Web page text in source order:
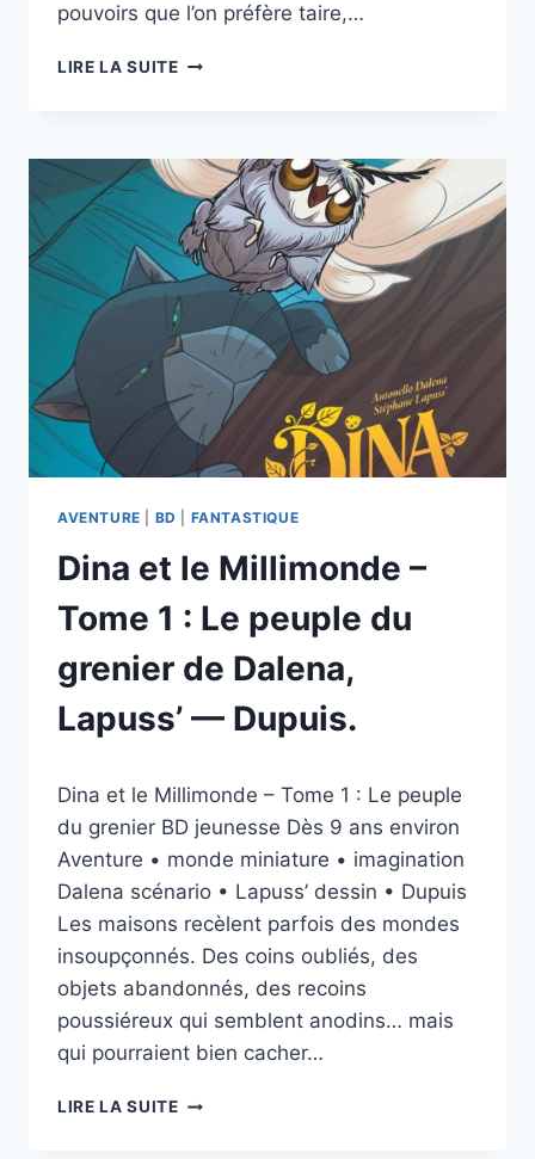
pouvoirs que l’on préfère taire,…
LIRE LA SUITEJULIA
DAVID
BORIAU,
YUNA
PARK
—
DUPUIS.
AVENTURE BD FANTASTIQUE
Dina et le Millimonde –
Tome 1 : Le peuple du
grenier de Dalena,
Lapuss’ — Dupuis.
esther.vernier@gmail.com
Dina et le Millimonde – Tome 1 : Le peuple
du grenier BD jeunesse Dès 9 ans environ
Aventure • monde miniature • imagination
Dalena scénario • Lapuss’ dessin • Dupuis
Les maisons recèlent parfois des mondes
insoupçonnés. Des coins oubliés, des
objets abandonnés, des recoins
poussiéreux qui semblent anodins… mais
qui pourraient bien cacher…
LIRE LA SUITEDINA